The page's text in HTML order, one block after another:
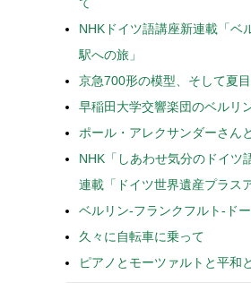
NHKドイツ語講座新連載「ベ
駅への旅」
京急700形の模型、そして夏
早稲田大学交響楽団のベルリ
ポール・アレクサンダーさん
NHK「しあわせ気分のドイツ
連載「ドイツ世界遺産プラス
ベルリン-フランクフルト-ド
久々に自転車に乗って
ピアノとモーツァルトと平和と